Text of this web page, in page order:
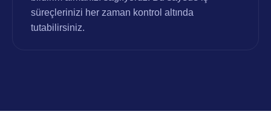
süreçlerinizi her zaman kontrol altında
tutabilirsiniz.